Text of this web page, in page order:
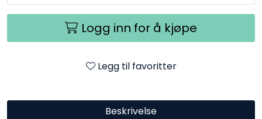
Logg inn for å kjøpe
Legg til favoritter
Beskrivelse